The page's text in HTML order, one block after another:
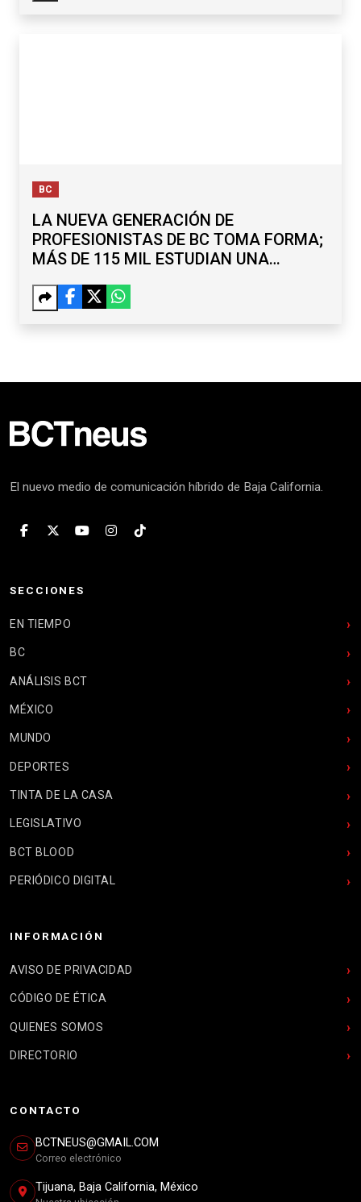
BC
LA NUEVA GENERACIÓN DE
PROFESIONISTAS DE BC TOMA FORMA;
MÁS DE 115 MIL ESTUDIAN UNA
El nuevo medio de comunicación híbrido de Baja California.
SECCIONES
EN TIEMPO
BC
ANÁLISIS BCT
MÉXICO
MUNDO
DEPORTES
TINTA DE LA CASA
LEGISLATIVO
BCT BLOOD
PERIÓDICO DIGITAL
INFORMACIÓN
AVISO DE PRIVACIDAD
CÓDIGO DE ÉTICA
QUIENES SOMOS
DIRECTORIO
CONTACTO
BCTNEUS@GMAIL.COM
Correo electrónico
Tijuana, Baja California, México